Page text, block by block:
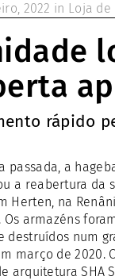
2022 in Loja
rápido
passada, a
a reabertura da
Herten, na
armazéns
destruídos num
março de 2020.
arquitetura SHA